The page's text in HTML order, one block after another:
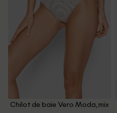
Chilot de baie Vero Moda, mix